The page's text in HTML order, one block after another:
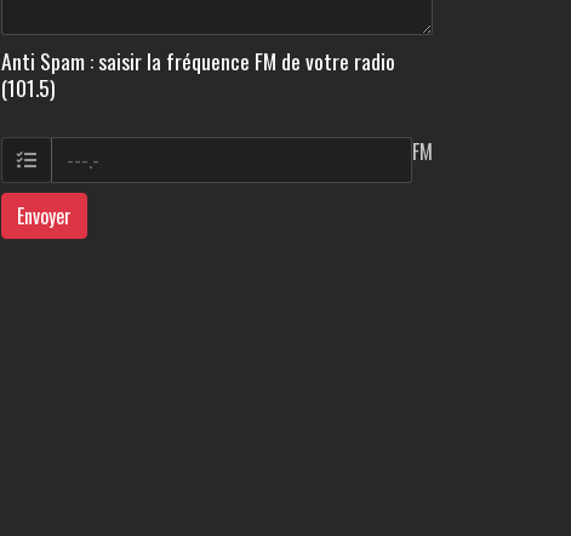
Anti Spam : saisir la fréquence FM de votre radio
(101.5)
FM
Envoyer